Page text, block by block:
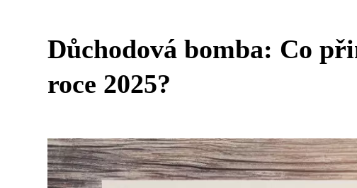
Důchodová bomba: Co
roce 2025?